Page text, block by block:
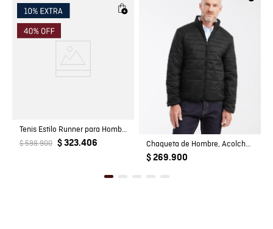
Tenis Estilo Runner para Hombre
$ 598.900 $ 323.406 Chaqueta de Hombre, Acolchada - TOGS
$ 269.900